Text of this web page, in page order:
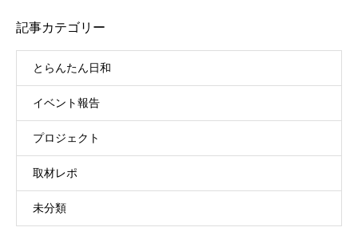
記事カテゴリー
とらんたん日和
イベント報告
プロジェクト
取材レポ
未分類